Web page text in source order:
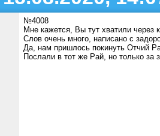
№4008
Мне кажется, Вы тут хватили через
Слов очень много, написано с
Да, нам пришлось покинуть Отчий
Послали в тот же Рай, но только за